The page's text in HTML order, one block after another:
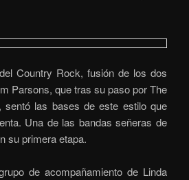
Country Rock, fusión de los dos
Parsons, que tras su paso por The
las bases de este estilo que
Una de las bandas señeras de
su primera etapa.
de acompañamiento de Linda